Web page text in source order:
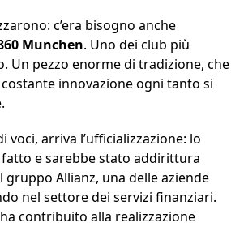
c’era bisogno anche
Munchen. Uno dei club più
Un pezzo enorme di tradizione, che
innovazione ogni tanto si
voci, arriva l’ufficializzazione: lo
e sarebbe stato addirittura
Allianz, una delle aziende
nel settore dei servizi finanziari.
ha contribuito alla realizzazione